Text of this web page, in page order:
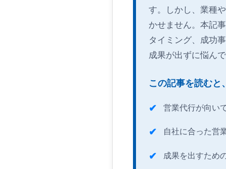
す。しかし、業種
かせません。本記
タイミング、成功
成果が出ずに悩ん
この記事を読むと
営業代行が向い
自社に合った営
成果を出すため